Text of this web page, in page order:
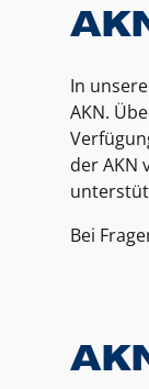
In
AKN.
der AKN
Bei